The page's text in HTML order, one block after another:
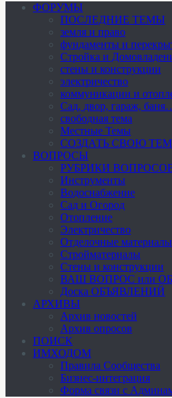
ФОРУМЫ
ПОСЛЕДНИЕ ТЕМЫ
земля и право
фундаменты и
Стройка и
стены и конструкции
электричество
коммуникации и
Cад, двор, гараж,
свободная тема
Местные Темы
СОЗДАТЬ СВОЮ
ВОПРОСЫ
РУБРИКИ
Инструменты
Водоснабжение
Сад и Огород
Отопление
Электричество
Отделочные материалы
Стройматериалы
Стены и конструкции
ВАШ ВОПРОС или
Доска ОБЪЯВЛЕНИЙ
АРХИВЫ
Архив новостей
Архив опросов
ПОИСК
ИМХОДОМ
Правила Сообщества
Бизнес-интеграция
Форма связи с